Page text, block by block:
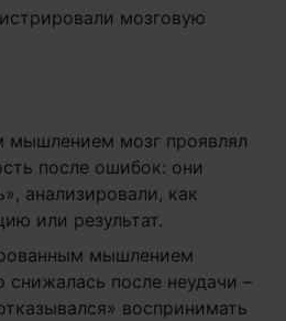
мозговую
мышлением мозг проявлял
после ошибок: они
анализировали, как
или результат.
мышлением
снижалась после неудачи –
воспринимать